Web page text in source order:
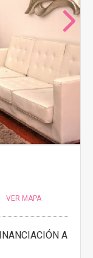
VER MAPA
A